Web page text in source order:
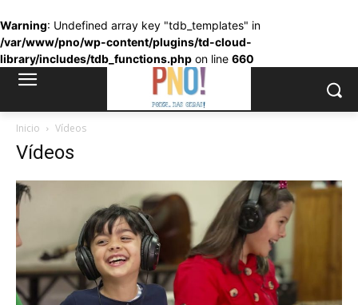
Warning: Undefined array key "tdb_templates" in
/var/www/pno/wp-content/plugins/td-cloud-
library/includes/tdb_functions.php on line 660
Inicio Vídeos
Vídeos